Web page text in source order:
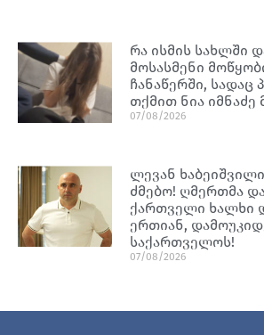
რა ისმის სახლში
მოსასმენი
ჩანაწერში, სადაც
თქმით ნია იმნაძე
07/08/2026
ლევან
ძმებო! ღმერთმა
ქართველი ხალხი
ერთიან,
საქართველოს!
07/08/2026